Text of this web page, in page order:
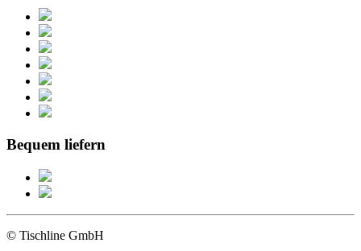
Bequem liefern
© Tischline GmbH